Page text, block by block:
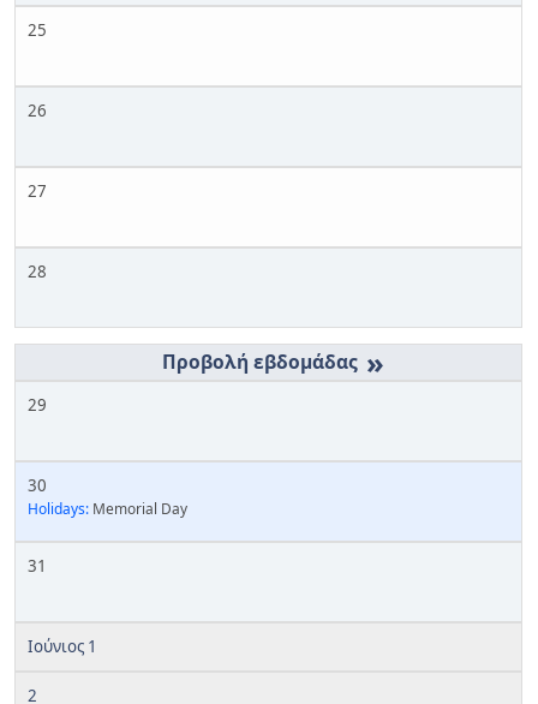
25
26
27
28
»
29
30
Holidays: Memorial Day
31
Ιούνιος 1
2